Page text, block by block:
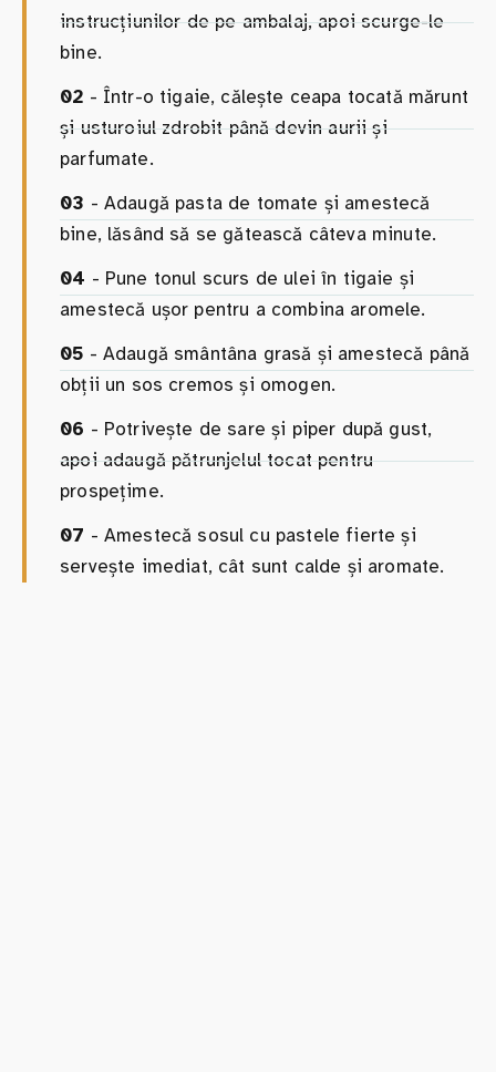
instrucțiunilor de pe ambalaj, apoi scurge-le
bine.
02 - Într-o tigaie, călește ceapa tocată mărunt
și usturoiul zdrobit până devin aurii și
parfumate.
03 - Adaugă pasta de tomate și amestecă
bine, lăsând să se gătească câteva minute.
04 - Pune tonul scurs de ulei în tigaie și
amestecă ușor pentru a combina aromele.
05 - Adaugă smântâna grasă și amestecă până
obții un sos cremos și omogen.
06 - Potrivește de sare și piper după gust,
apoi adaugă pătrunjelul tocat pentru
prospețime.
07 - Amestecă sosul cu pastele fierte și
servește imediat, cât sunt calde și aromate.